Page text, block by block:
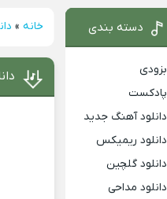
خانه » دسته بندی
بزودی
پادکست
دانلود آهنگ جدید
دانلود ریمیکس
دانلود گلچین
دانلود مداحی